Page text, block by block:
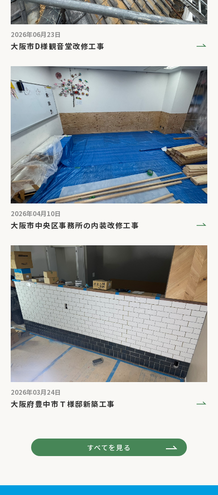
2026年06月23日
大阪市D様観音堂改修工事
2026年04月10日
大阪市中央区事務所の内装改修工事
2026年03月24日
大阪府豊中市Ｔ様邸新築工事
すべてを見る